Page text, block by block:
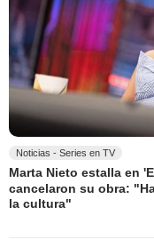
Noticias - Series en TV
Marta Nieto estalla en
cancelaron su obra:
la cultura"